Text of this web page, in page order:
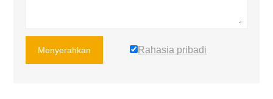
Menyerahkan Rahasia pribadi